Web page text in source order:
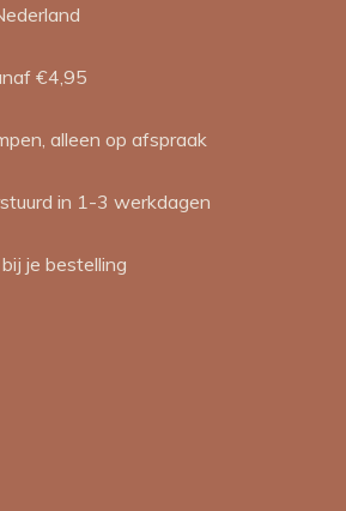
€4,95
alleen op afspraak
in 1-3 werkdagen
je bestelling